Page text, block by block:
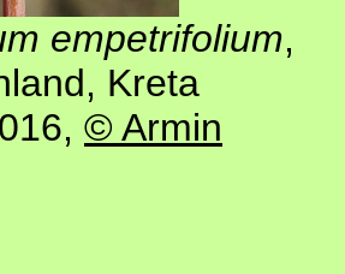
empetrifolium,
Kreta
, © Armin